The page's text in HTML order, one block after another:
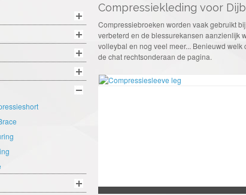
Compressiekleding voor
Compressiebroeken worden vaak gebruikt
verbeterd en de blessurekansen aanzienlijk
volleybal en nog veel meer... Benieuwd
de chat rechtsonderaan de pagina.